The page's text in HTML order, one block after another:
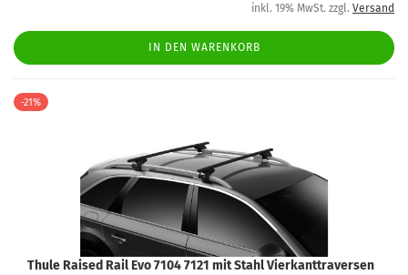
inkl. 19% MwSt. zzgl. Versand
IN DEN WARENKORB
-21%
Thule Raised Rail Evo 7104 7121 mit Stahl Vierkanttraversen